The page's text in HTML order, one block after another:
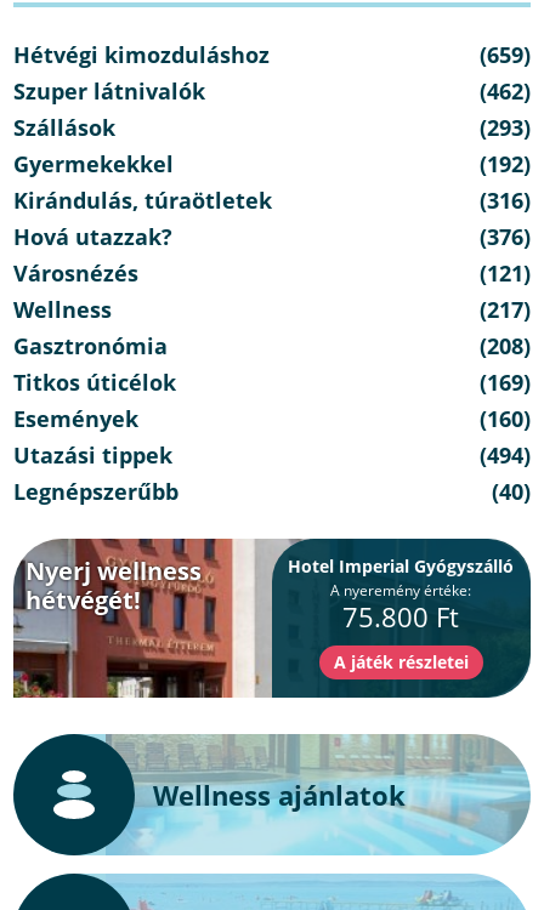
Hétvégi kimozduláshoz
(659)
Szuper látnivalók
(462)
Szállások
(293)
Gyermekekkel
(192)
Kirándulás, túraötletek
(316)
Hová utazzak?
(376)
Városnézés
(121)
Wellness
(217)
Gasztronómia
(208)
Titkos úticélok
(169)
Események
(160)
Utazási tippek
(494)
Legnépszerűbb
(40)
Nyerj wellness
hétvégét!
Hotel Imperial Gyógyszálló
A nyeremény értéke:
75.800 Ft
Wellness ajánlatok